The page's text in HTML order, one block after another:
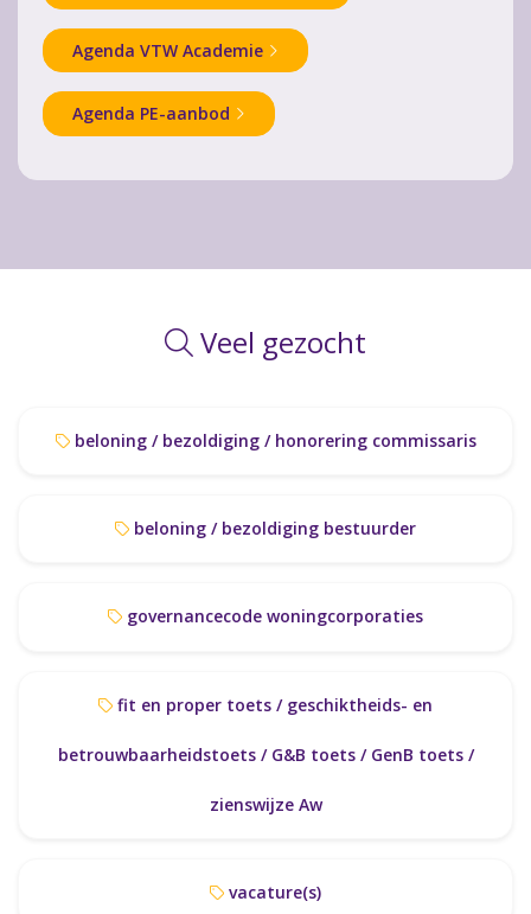
Agenda VTW Academie
Agenda PE-aanbod
Veel gezocht
beloning / bezoldiging / honorering commissaris
beloning / bezoldiging bestuurder
governancecode woningcorporaties
betrouwbaarheidstoets / G&B toets / GenB toets /
zienswijze Aw
vacature(s)